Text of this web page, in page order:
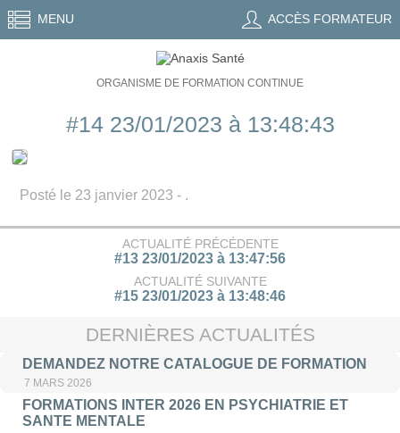
MENU ACCÈS FORMATEUR
ORGANISME DE FORMATION CONTINUE
#14 23/01/2023 à 13:48:43
Posté le 23 janvier 2023 - .
ACTUALITÉ PRÉCÉDENTE
#13 23/01/2023 à 13:47:56
ACTUALITÉ SUIVANTE
#15 23/01/2023 à 13:48:46
DERNIÈRES ACTUALITÉS
DEMANDEZ NOTRE CATALOGUE DE FORMATION
7 MARS 2026
FORMATIONS INTER 2026 EN PSYCHIATRIE ET
SANTE MENTALE